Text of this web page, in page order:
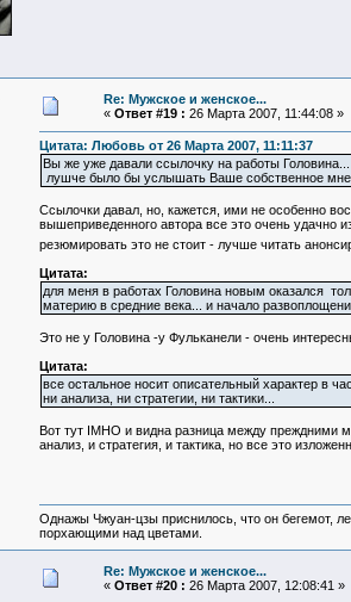
Re: Мужское и женское...
« Ответ #19 : 26 Марта 2007, 11:44:08 »
Цитата: Любовь от 26 Марта 2007, 11:11:37
Вы же уже давали ссылочку на работы
лушче было бы услышать Ваше собственное
Ссылочки давал, но, кажется, ими не особенно
вышеприведенного автора все это очень удачно
резюмировать это не стоит - лучше читать
Цитата:
для меня в работах Головина новым оказался
материю в средние века... и начало
Это не у Головина -у Фульканели - очень
Цитата:
все остальное носит описательный характер в
ни анализа, ни стратегии, ни тактики...
Вот тут IMHO и видна разница между преждними
анализ, и стратегия, и тактика, но все это
Однажы Чжуан-цзы приснилось, что он бегемот,
порхающими над цветами.
Re: Мужское и женское...
« Ответ #20 : 26 Марта 2007, 12:08:41 »